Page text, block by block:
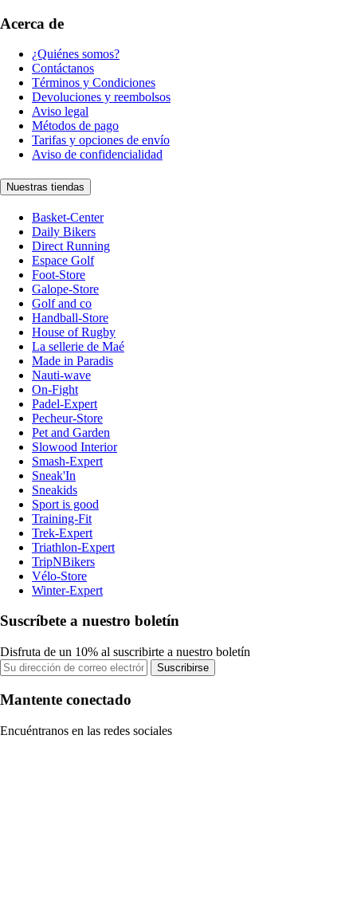
Acerca de
¿Quiénes somos?
Contáctanos
Términos y Condiciones
Devoluciones y reembolsos
Aviso legal
Métodos de pago
Tarifas y opciones de envío
Aviso de confidencialidad
Nuestras tiendas
Basket-Center
Daily Bikers
Direct Running
Espace Golf
Foot-Store
Galope-Store
Golf and co
Handball-Store
House of Rugby
La sellerie de Maé
Made in Paradis
Nauti-wave
On-Fight
Padel-Expert
Pecheur-Store
Pet and Garden
Slowood Interior
Smash-Expert
Sneak'In
Sneakids
Sport is good
Training-Fit
Trek-Expert
Triathlon-Expert
TripNBikers
Vélo-Store
Winter-Expert
Suscríbete a nuestro boletín
Disfruta de un 10% al suscribirte a nuestro boletín
Suscribirse
Mantente conectado
Encuéntranos en las redes sociales